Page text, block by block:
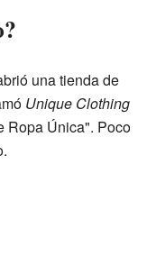
una tienda de
Unique Clothing
Ropa Única". Poco